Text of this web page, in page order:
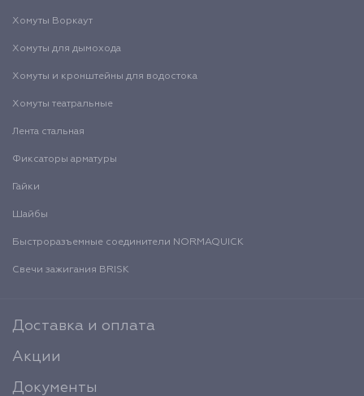
Хомуты Воркаут
Хомуты для дымохода
Хомуты и кронштейны для водостока
Хомуты театральные
Лента стальная
Фиксаторы арматуры
Гайки
Шайбы
Быстроразъемные соединители NORMAQUICK
Свечи зажигания BRISK
Доставка и оплата
Акции
Документы